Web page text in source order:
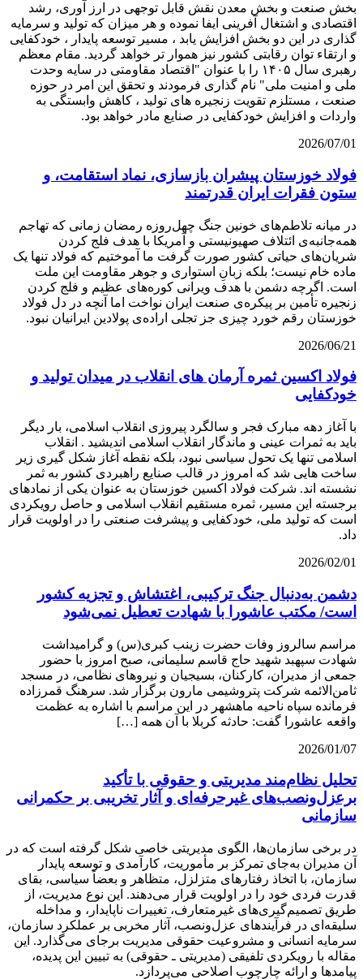
بخش صنعت و بخش معدن نقش قابل‌ توجهی در ارز آوری، رشد
اقتصادی و اشتغال‌ آفرینی ایفا نموده و هر میزان که تولید و سرمایه‌
گذاری در این دو بخش افزایش یابد ، مسیر توسعه پایدار ، خودکفایی
و ارتقاء توان رقابتی کشور نیز هموار تر خواهد گردید. مقام معظم
رهبری سال ۱۴۰۵ را با عنوان "اقتصاد مقاومتی در سایه وحدت
ملی و امنیت ملی" نام‌ گذاری فرمودند و تحقق این امر در حوزه
صنعت ، مستلزم تقویت زنجیره‌ های تولید ، کاهش وابستگی به
واردات و افزایش خودکفایی در صنایع مادر خواهد بود.
2026/07/01
فولاد خوزستان پیشران بازسازی، نماد استقامت، و
ستون فقرات ایران قدرتمند
در میانه تلاطم‌های خونین جنگ چهل‌روزه رمضان زمانی که تهاجم
همه‌جانبه‌ی ائتلاف صهیونیستی و آمریکا با هدف فلج کردن
شریان‌های حیاتی کشور صورت گرفت ما آموختیم که فولاد تنها یک
ماده خام نیست؛ بلکه زبانِ استواری و جوهر مقاومت این ملت
است. اگرچه دشمن با هدف ویرانی کوره‌های عظیم و فلج کردن
زنجیره تأمین بر پیکره‌ی صنعت ایران نواخت اما آنچه در دل فولاد
خوزستان رقم خورد چیزی جز تجلی اراده‌ی پولادین ایرانیان نبود.
2026/06/21
فولاد اکسین ثمره آرمان‌ های انقلاب در میدان تولید و
خودکفایی
با آغاز دهه مبارک فجر و سالگرد پیروزی انقلاب اسلامی، بار دیگر
باید به ثمرات عینی و ماندگار انقلاب اسلامی اندیشید . انقلاب
اسلامی تنها یک تحول سیاسی نبود، بلکه نقطه آغاز شکل‌ گیری زیر
ساخت‌ هایی شد که امروز در قالب صنایع راهبردی کشور به ثمر
نشسته‌ اند. شرکت فولاد اکسین خوزستان به‌ عنوان یکی از نمادهای
برجسته این مسیر، ثمره مستقیم انقلاب اسلامی و حاصل رویکردی
است که تولید ملی، خودکفایی و پیشرفت صنعتی را در اولویت قرار
داد.
2026/02/01
دشمن به‌دنبال جنگ ترکیبی، اغتشاش و تجزیه کشور
است/ مکتب عاشورا با شهادت تعطیل نمی‌شود
مراسم سالروز وفات حضرت زینب کبری(س) و گرامیداشت
شهادت سپهبد شهید حاج قاسم سلیمانی، صبح امروز با حضور
جمعی از مدیران، کارکنان، بسیجیان و نیروهای نظامی، در مسجد
ثامن‌الائمه شرکت پتروشیمی مارون برگزار شد. سرهنگ قمرزاده
فرمانده سپاه ناحیه ماهشهر در این مراسم با اشاره به عظمت
واقعه عاشورا گفت: حادثه کربلا با آن همه […]
2026/01/07
تحلیل نظام‌مند مدیریتی و حقوقی با تأکید
برعزل‌ونصب‌های غیرحرفه‌ای و آثار تخریبی بر حکمرانی
سازمانی
در برخی سازمان‌ها، الگوی مدیریتی خاصی شکل گرفته است که در
آن مدیران به‌جای تمرکز بر مأموریت، کارآمدی و توسعه پایدار
سازمان، با اتخاذ رفتارهای متزلزل، متظاهر و بعضاً سیاسی، بقای
قدرت فردی خود را در اولویت قرار می‌دهند. این نوع مدیریت، از
طریق تصمیم‌گیری‌های غیرمتعارف، تغییرات ناپایدار، و مداخله
سلیقه‌ای در فرآیندهای عزل‌ونصب، آثار مخربی بر عملکرد سازمان،
سرمایه انسانی و مشروعیت حقوقی مدیریت برجای می‌گذارد. این
مقاله با رویکردی تلفیقی (مدیریتی ـ حقوقی) به تبیین این پدیده،
پیامدها و ارائه چارچوب اصلاحی می‌پردازد.